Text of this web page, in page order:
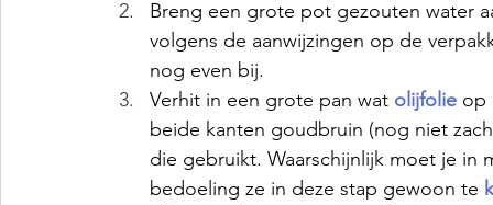
Breng een grote pot gezouten water
volgens de aanwijzingen op de
nog even bij.
Verhit in een grote pan wat olijfolie op
beide kanten goudbruin (nog niet
die gebruikt. Waarschijnlijk moet je
bedoeling ze in deze stap gewoon te